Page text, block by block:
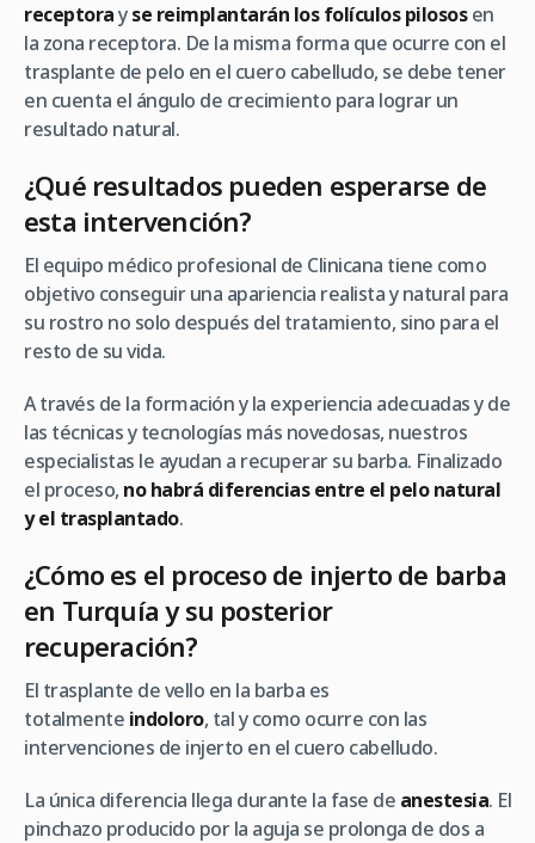
receptorayse reimplantarán los folículos pilososen
la zona receptora. De la misma forma que ocurre con el
trasplante de pelo en el cuero cabelludo, se debe tener
en cuenta el ángulo de crecimiento para lograr un
resultado natural.
¿Qué resultados pueden esperarse de
esta intervención?
El equipo médico profesional de Clinicana tiene como
objetivo conseguir una apariencia realista y natural para
su rostro no solo después del tratamiento, sino para el
resto de su vida.
A través de la formación y la experiencia adecuadas y de
las técnicas y tecnologías más novedosas, nuestros
especialistas le ayudan a recuperar su barba. Finalizado
el proceso, no habrá diferencias entre el pelo natural
y el trasplantado.
¿Cómo es el proceso de injerto de barba
en Turquía y su posterior
recuperación?
El trasplante de vello en la barba es
totalmente indoloro, tal y como ocurre con las
intervenciones de injerto en el cuero cabelludo.
La única diferencia llega durante la fase de anestesia. El
pinchazo producido por la aguja se prolonga de dos a